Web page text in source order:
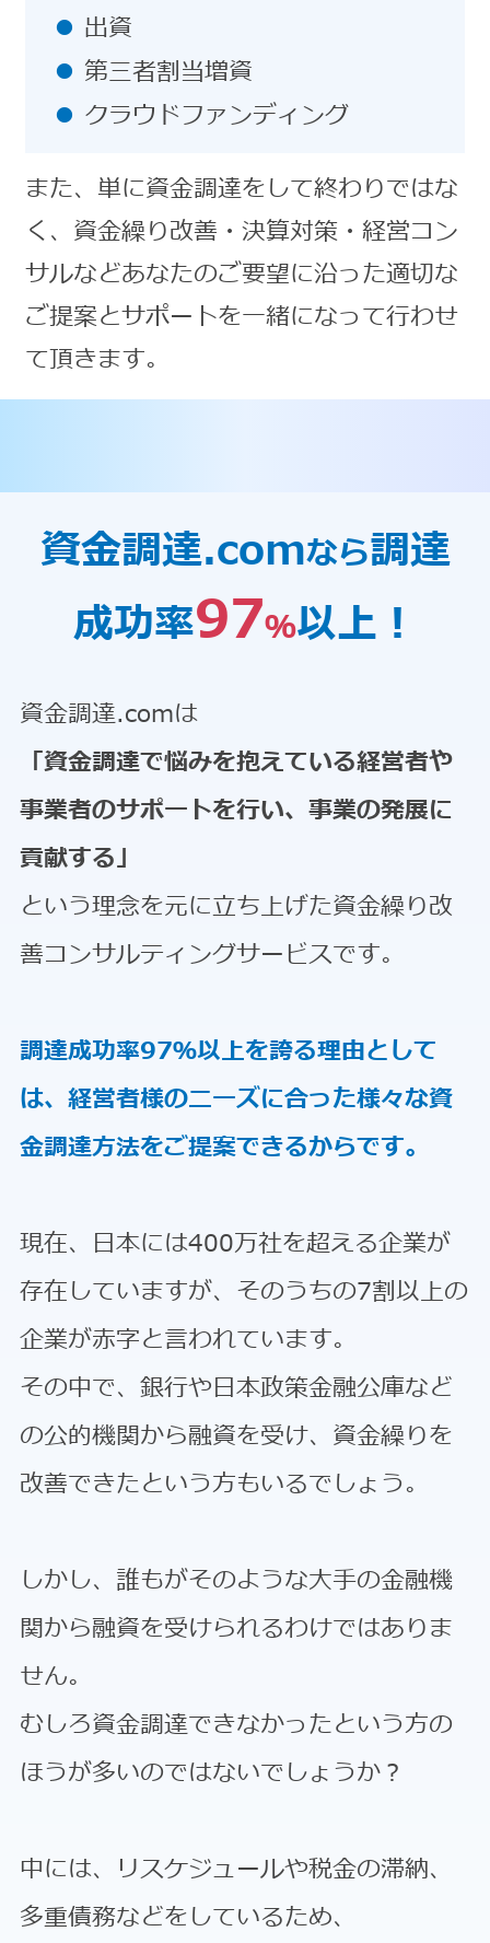
出資
第三者割当増資
クラウドファンディング
また、単に資金調達をして終わりではな
く、資金繰り改善・決算対策・経営コン
サルなどあなたのご要望に沿った適切な
ご提案とサポートを一緒になって行わせ
て頂きます。
資金調達.comなら調達
成功率97％以上！
資金調達.comは
「資金調達で悩みを抱えている経営者や
事業者のサポートを行い、事業の発展に
貢献する」
という理念を元に立ち上げた資金繰り改
善コンサルティングサービスです。
調達成功率97％以上を誇る理由として
は、経営者様のニーズに合った様々な資
金調達方法をご提案できるからです。
現在、日本には400万社を超える企業が
存在していますが、そのうちの7割以上の
企業が赤字と言われています。
その中で、銀行や日本政策金融公庫など
の公的機関から融資を受け、資金繰りを
改善できたという方もいるでしょう。
しかし、誰もがそのような大手の金融機
関から融資を受けられるわけではありま
せん。
むしろ資金調達できなかったという方の
ほうが多いのではないでしょうか？
中には、リスケジュールや税金の滞納、
多重債務などをしているため、